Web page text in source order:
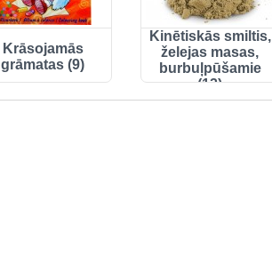
Krāsojamās
grāmatas (9)
Kinētiskās smiltis,
želejas masas,
burbuļpūšamie
(12)